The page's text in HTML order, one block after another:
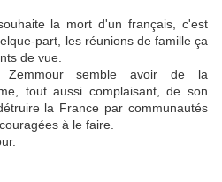
la mort d'un français, c'est
part, les réunions de famille ça
de vue.
Zemmour semble avoir de la
tout aussi complaisant, de son
la France par communautés
à le faire.